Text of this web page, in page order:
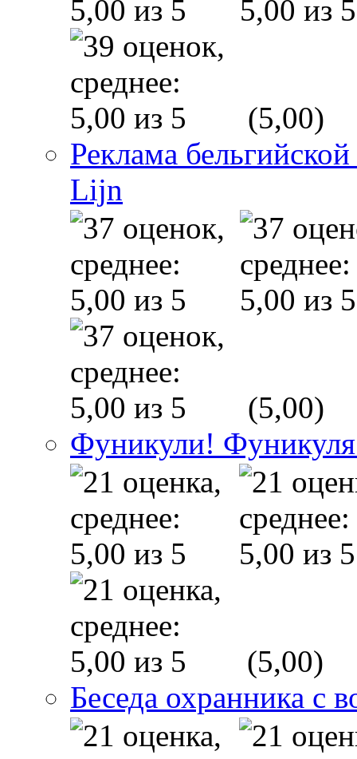
(5,00)
Реклама
Lijn
(5,00)
Фуникули!
(5,00)
Беседа охранника с